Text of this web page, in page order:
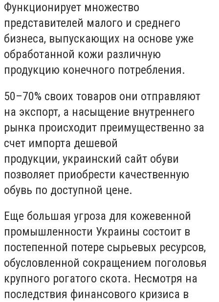
Функционирует множество
представителей малого и среднего
бизнеса, выпускающих на основе уже
обработанной кожи различную
продукцию конечного потребления.
50–70% своих товаров они отправляют
на экспорт, а насыщение внутреннего
рынка происходит преимущественно за
счет импорта дешевой
продукции, украинский сайт обуви
позволяет приобрести качественную
обувь по доступной цене.
Еще большая угроза для кожевенной
промышленности Украины состоит в
постепенной потере сырьевых ресурсов,
обусловленной сокращением поголовья
крупного рогатого скота. Несмотря на
последствия финансового кризиса в